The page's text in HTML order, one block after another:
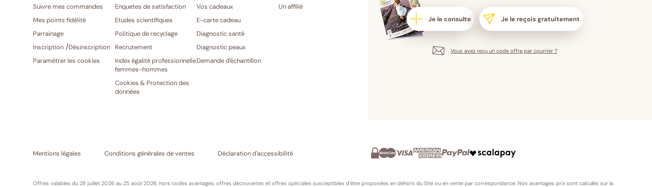
Suivre mes commandes
Mes points fidélité
Parrainage
Inscription /Désinscription
Paramétrer les cookies
Enquetes de satisfaction
Etudes scientifiques
Politique de recyclage
Recrutement
Index égalité professionnelle
femmes-hommes
Cookies & Protection des
données
Vos cadeaux
E-carte cadeau
Diagnostic santé
Diagnostic peaux
Demande d'échantillon
Un affilié
Je le consulte Je le reçois gratuitement
Vous avez reçu un code offre par courrier ?
Mentions légales Conditions générales de ventes Déclaration d'accessibilité
sécurisé
Express
Offres valables du 28 juillet 2026 au 25 août 2026, hors codes avantages, offres découvertes et offres spéciales susceptibles d'être proposées en dehors du Site ou en vente par correspondance. Nos avantages prix sont calculés sur la